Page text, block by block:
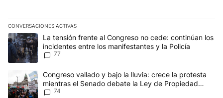
CONVERSACIONES ACTIVAS
Este listado muestra los artículos con más comentarios en los
Un artículo de tendencia con el título "La tensión frente al
La tensión frente al Congreso no cede: continúan los
incidentes entre los manifestantes y la Policía
77
Un artículo de tendencia con el título "Congreso vallado y bajo
Congreso vallado y bajo la lluvia: crece la protesta
mientras el Senado debate la Ley de Propiedad
Privada
74